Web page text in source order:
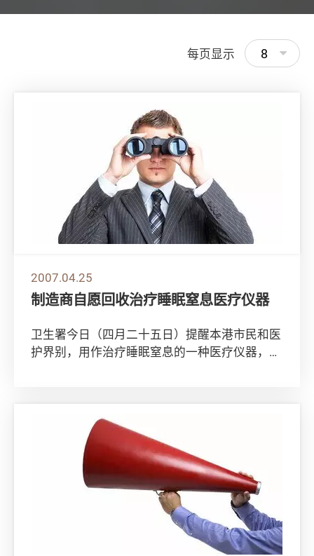
每页显示 8
2007.04.25
制造商自愿回收治疗睡眠窒息医疗仪器
卫生署今日（四月二十五日）提醒本港市民和医
护界别，用作治疗睡眠窒息的一种医疗仪器，制